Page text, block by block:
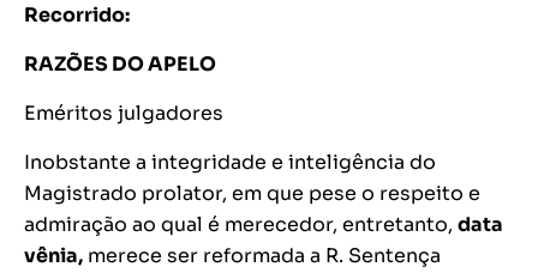
Recorrido:
RAZÕES DO APELO
Eméritos julgadores
Inobstante a integridade e inteligência do
Magistrado prolator, em que pese o respeito e
admiração ao qual é merecedor, entretanto, data
vênia, merece ser reformada a R. Sentença